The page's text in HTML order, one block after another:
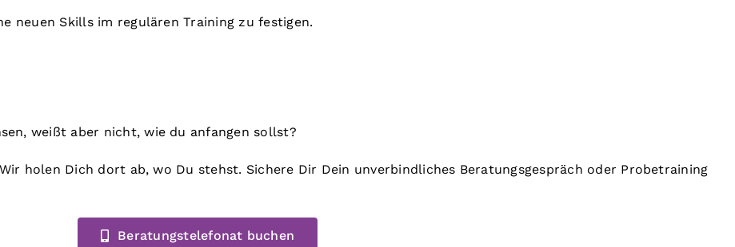
neuen Skills im regulären Training zu festigen.
weißt aber nicht, wie du anfangen sollst?
holen Dich dort ab, wo Du stehst. Sichere Dir Dein unverbindliches Beratungsgespräch oder Probetraining
Beratungstelefonat buchen